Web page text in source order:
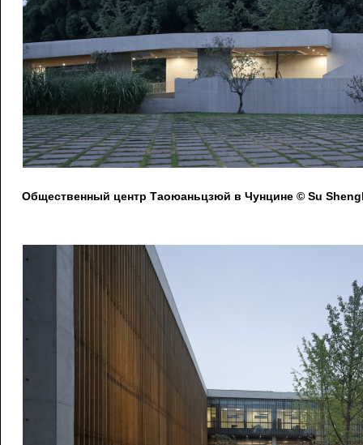
Общественный центр Таоюаньцзюй в Чунцине © Su